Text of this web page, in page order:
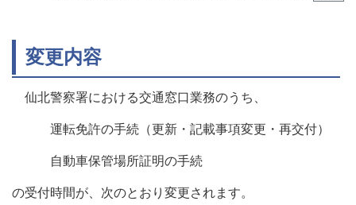
変更内容
仙北警察署における交通窓口業務のうち、
運転免許の手続（更新・記載事項変更・再交付）
自動車保管場所証明の手続
の受付時間が、次のとおり変更されます。